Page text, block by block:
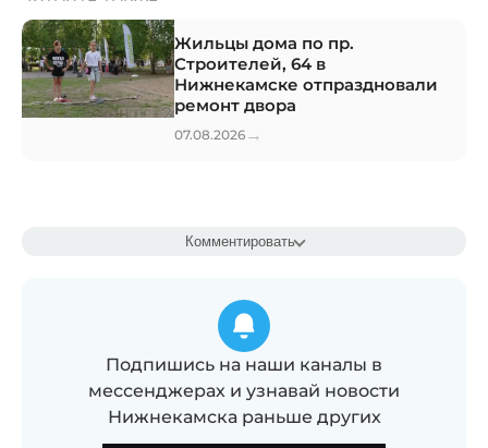
Жильцы дома по пр.
Строителей, 64 в
Нижнекамске отпраздновали
ремонт двора
07.08.2026 →
Комментировать
Подпишись на наши каналы в
мессенджерах и узнавай новости
Нижнекамска раньше других